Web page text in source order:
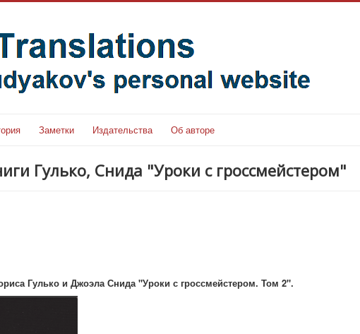
Заметки Издательства Об авторе
Гулько, Снида "Уроки с гроссмейстером"
Гулько и Джоэла Снида "Уроки с гроссмейстером. Том 2".